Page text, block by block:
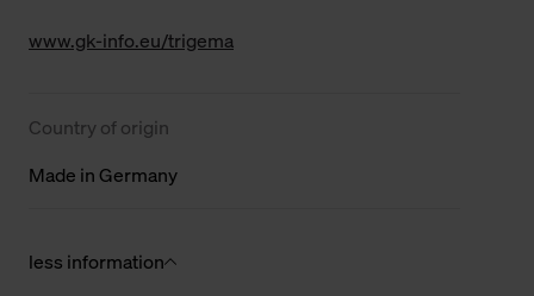
www.gk-info.eu/trigema
Country of origin
Made in Germany
less information